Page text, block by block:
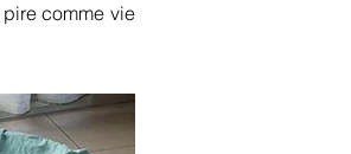
comme vie